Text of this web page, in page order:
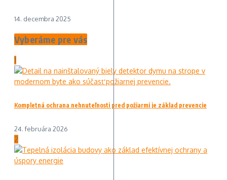
14. decembra 2025
Vyberáme pre vás
1
Kompletná ochrana nehnuteľnosti pred požiarmi je základ prevencie
24. februára 2026
2